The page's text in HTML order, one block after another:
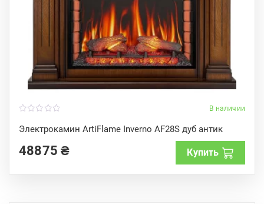
В наличии
Электрокамин ArtiFlame Inverno AF28S дуб антик
o
u
o
f
48875₴ Купить